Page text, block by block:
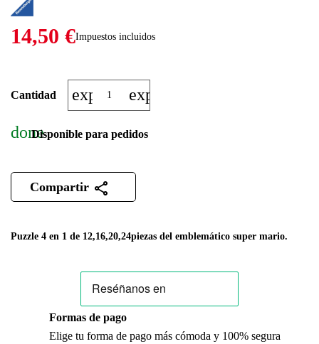
14,50 €Impuestos incluidos
Puzzle 4 en 1 de 12,16,20,24piezas del emblemático super mario.
Cantidad expand_moreexpand_less
doneDisponible para pedidos
Compartir
Formas de pago
Elige tu forma de pago más cómoda y 100% segura